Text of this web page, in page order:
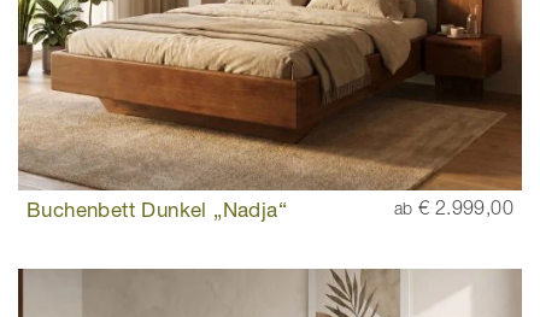
Buchenbett Dunkel „Nadja“ ab € 2.999,00